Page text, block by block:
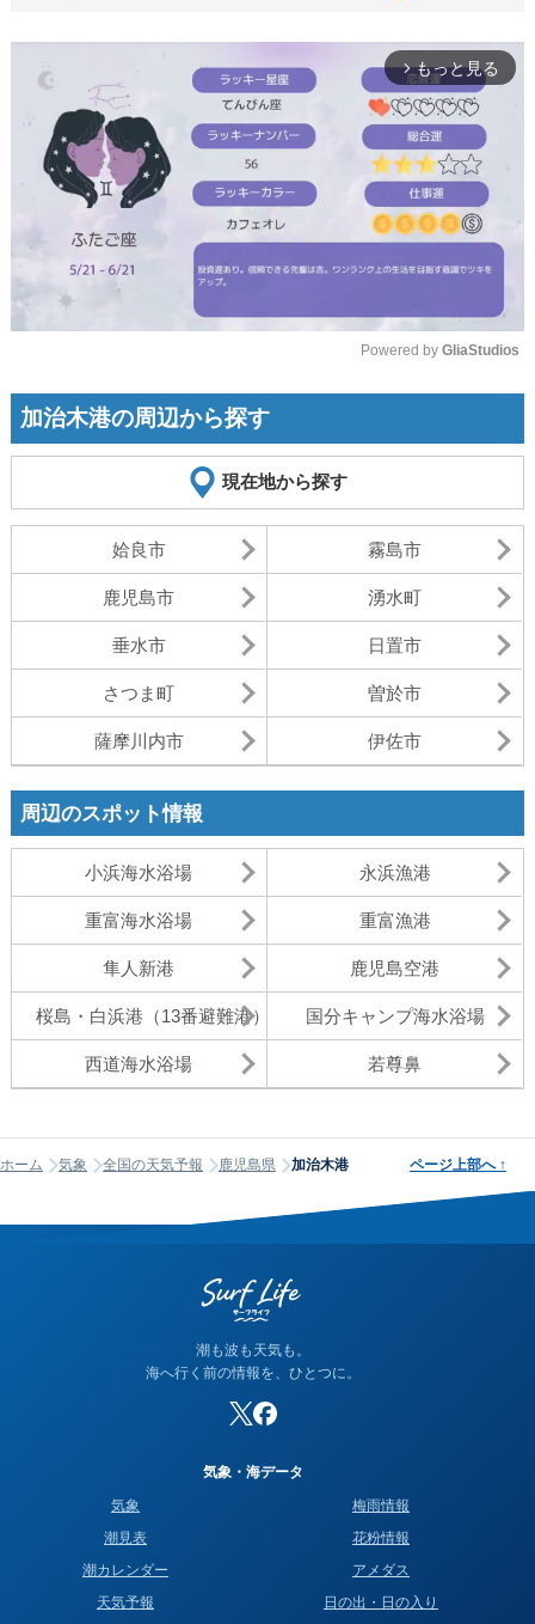
arrow_forward_ios もっと見る
Mute
Powered by GliaStudios
加治木港の周辺から探す
現在地から探す
姶良市 霧島市
鹿児島市 湧水町
垂水市 日置市
さつま町 曽於市
薩摩川内市 伊佐市
周辺のスポット情報
小浜海水浴場 永浜漁港
重富海水浴場 重富漁港
隼人新港 鹿児島空港
桜島・白浜港（13番避難港） 国分キャンプ海水浴場
西道海水浴場 若尊鼻
ホーム 気象 全国の天気予報 鹿児島県 加治木港 ページ上部へ ↑
潮も波も天気も。
海へ行く前の情報を、ひとつに。
気象・海データ
気象
潮見表
潮カレンダー
天気予報
梅雨情報
花粉情報
アメダス
日の出・日の入り